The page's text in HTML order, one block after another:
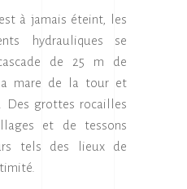
à jamais éteint, les
hydrauliques se
de 25 m de
mare de la tour et
Des grottes rocailles
et de tessons
tels des lieux de